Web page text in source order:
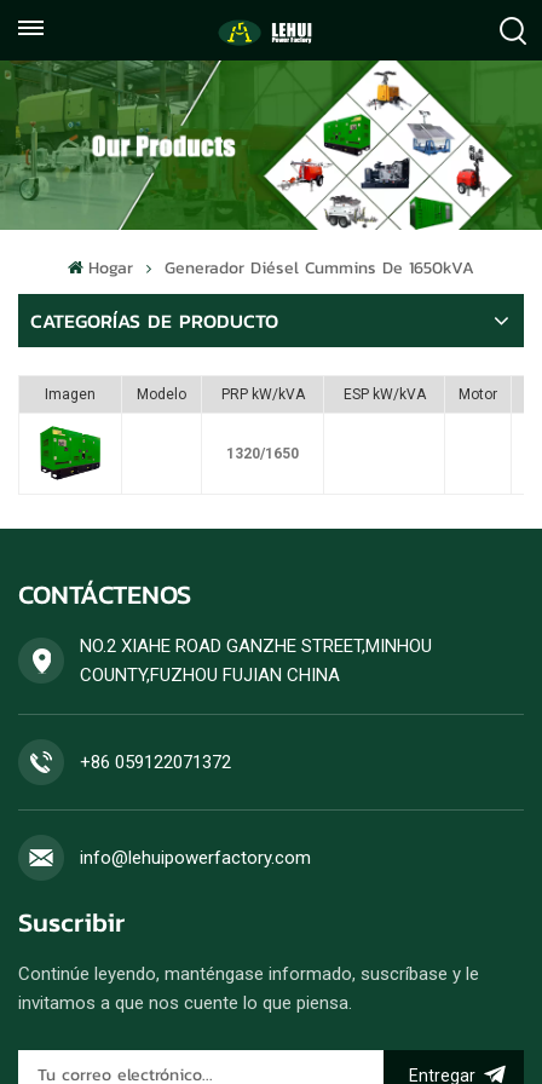
059122071372
info@lehuipowerfactory.com
Hogar Generador Diésel Cummins De 1650kVA
CATEGORÍAS DE PRODUCTO
Imagen Modelo PRP kW/kVA ESP kW/kVA Motor
1320/1650
CONTÁCTENOS
NO.2 XIAHE ROAD GANZHE STREET,MINHOU
COUNTY,FUZHOU FUJIAN CHINA
+86 059122071372
info@lehuipowerfactory.com
Suscribir
Continúe leyendo, manténgase informado, suscríbase y le
invitamos a que nos cuente lo que piensa.
Entregar